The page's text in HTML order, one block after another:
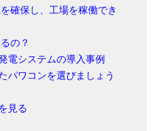
確保し、工場を稼働でき
の？
電システムの導入事例
パワコンを選びましょう
見る